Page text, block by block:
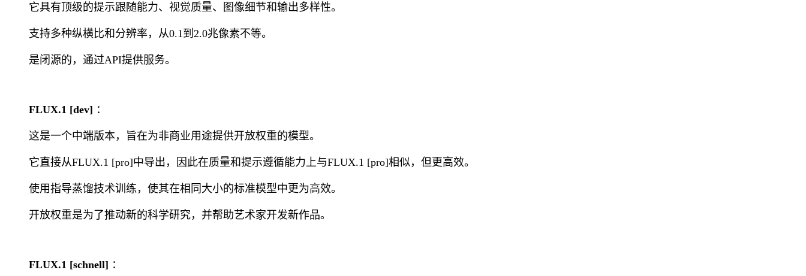
它具有顶级的提示跟随能力、视觉质量、图像细节和输出多样性。
支持多种纵横比和分辨率，从0.1到2.0兆像素不等。
是闭源的，通过API提供服务。
FLUX.1 [dev] ：
这是一个中端版本，旨在为非商业用途提供开放权重的模型。
它直接从FLUX.1 [pro]中导出，因此在质量和提示遵循能力上与FLUX.1 [pro]相似，但更高效。
使用指导蒸馏技术训练，使其在相同大小的标准模型中更为高效。
开放权重是为了推动新的科学研究，并帮助艺术家开发新作品。
FLUX.1 [schnell] ：